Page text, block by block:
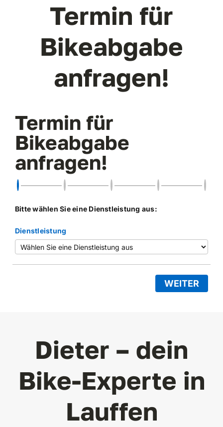
Termin für
Bikeabgabe
anfragen!
Termin für
Bikeabgabe
anfragen!
Bitte wählen Sie eine Dienstleistung aus:
Dienstleistung
WEITER
Dieter – dein
Bike-Experte in
Lauffen